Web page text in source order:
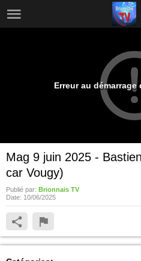
Erreur au
Mag 9 juin 2025 -
car Vougy)
Publié par: Brionnais TV
Date: 10/06/2025